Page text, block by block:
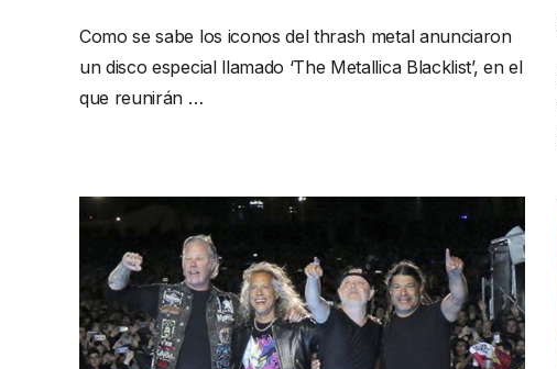
Como se sabe los iconos del thrash metal anunciaron
un disco especial llamado ‘The Metallica Blacklist’, en el
que reunirán …